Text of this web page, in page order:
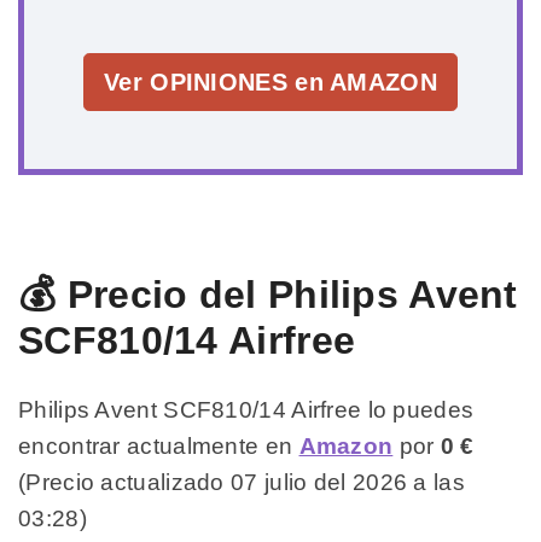
Ver OPINIONES en AMAZON
💰 Precio del Philips Avent
SCF810/14 Airfree
Philips Avent SCF810/14 Airfree lo puedes
encontrar actualmente en Amazon por 0 €
(Precio actualizado 07 julio del 2026 a las
03:28)